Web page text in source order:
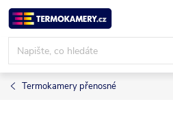
Přejít
na
obsah
Termokamery přenosné